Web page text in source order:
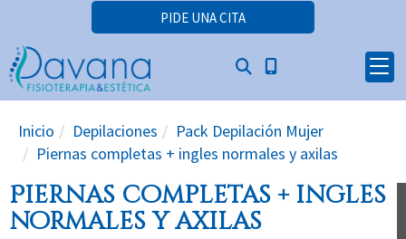
PIDE UNA CITA
Inicio Depilaciones
Pack Depilación Mujer
Piernas completas + ingles normales y axilas
Piernas completas + ingles
normales y axilas